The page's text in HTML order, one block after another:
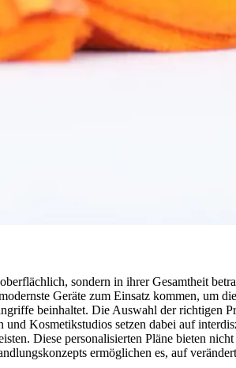
sondern in ihrer Gesamtheit
Geräte zum Einsatz kommen, um
beinhaltet. Die Auswahl der richtigen
Kosmetikstudios setzen dabei auf
Diese personalisierten Pläne bieten
ermöglichen es, auf